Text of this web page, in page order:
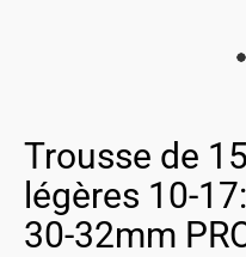
Trousse de
légères 10-
30-32mm